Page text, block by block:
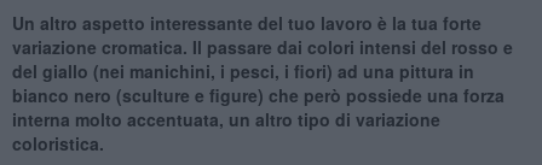
Un altro aspetto interessante del tuo lavoro è la tua forte
variazione cromatica. Il passare dai colori intensi del rosso e
del giallo (nei manichini, i pesci, i fiori) ad una pittura in
bianco nero (sculture e figure) che però possiede una forza
interna molto accentuata, un altro tipo di variazione
coloristica.